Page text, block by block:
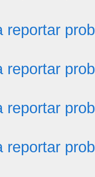
reportar
reportar
reportar
reportar